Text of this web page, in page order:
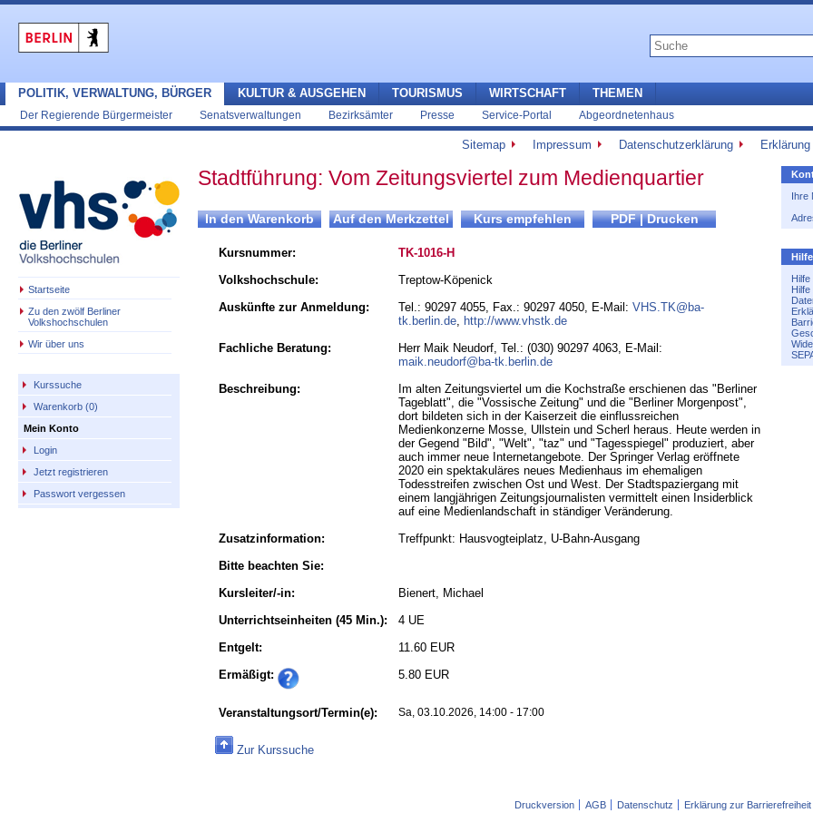
POLITIK, VERWALTUNG, BÜRGER
Der Regierende Bürgermeister Senatsverwaltungen Bezirksämter Presse Service-Portal Abgeordnetenhaus
KULTUR & AUSGEHEN TOURISMUS WIRTSCHAFT THEMEN
Sitemap Impressum Datenschutzerklärung
Startseite
Zu den zwölf Berliner
Volkshochschulen
Wir über uns
Kurssuche
Warenkorb (0)
Mein Konto
Login
Jetzt registrieren
Passwort vergessen
Ihre
Stadtführung: Vom Zeitungsviertel zum Medienquartier
Kursnummer:
TK-1016-H
Volkshochschule:
Treptow-Köpenick
Auskünfte zur Anmeldung:
Tel.: 90297 4055, Fax.: 90297 4050, E-Mail: VHS.TK@ba-
tk.berlin.de, http://www.vhstk.de
Fachliche Beratung:
Herr Maik Neudorf, Tel.: (030) 90297 4063, E-Mail:
maik.neudorf@ba-tk.berlin.de
Beschreibung:
Im alten Zeitungsviertel um die Kochstraße erschienen das "Berliner
Tageblatt", die "Vossische Zeitung" und die "Berliner Morgenpost",
dort bildeten sich in der Kaiserzeit die einflussreichen
Medienkonzerne Mosse, Ullstein und Scherl heraus. Heute werden in
der Gegend "Bild", "Welt", "taz" und "Tagesspiegel" produziert, aber
auch immer neue Internetangebote. Der Springer Verlag eröffnete
2020 ein spektakuläres neues Medienhaus im ehemaligen
Todesstreifen zwischen Ost und West. Der Stadtspaziergang mit
einem langjährigen Zeitungsjournalisten vermittelt einen Insiderblick
auf eine Medienlandschaft in ständiger Veränderung.
Zusatzinformation:
Treffpunkt: Hausvogteiplatz, U-Bahn-Ausgang
Bitte beachten Sie:
Kursleiter/-in:
Bienert, Michael
Unterrichtseinheiten (45 Min.):
4 UE
Entgelt:
11.60 EUR
Ermäßigt:
5.80 EUR
Veranstaltungsort/Termin(e): Sa, 03.10.2026, 14:00 - 17:00
Zur Kurssuche
Druckversion AGB Datenschutz Erklärung zur Barrierefreiheit